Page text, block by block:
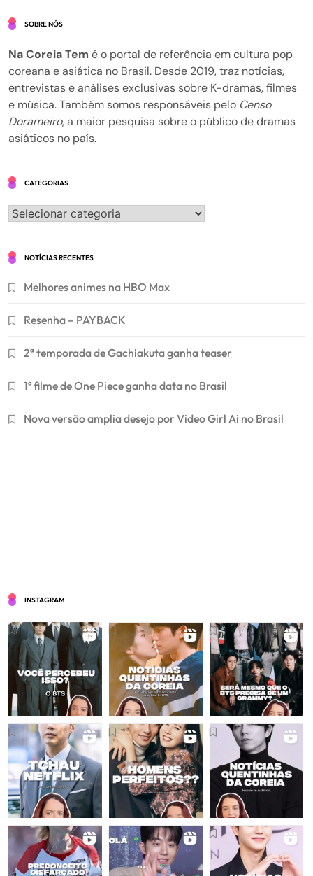
SOBRE NÓS
Na Coreia Tem é o portal de referência em cultura pop
coreana e asiática no Brasil. Desde 2019, traz notícias,
entrevistas e análises exclusivas sobre K-dramas, filmes
e música. Também somos responsáveis pelo Censo
Dorameiro, a maior pesquisa sobre o público de dramas
asiáticos no país.
CATEGORIAS
Categorias
NOTÍCIAS RECENTES
Melhores animes na HBO Max
Resenha – PAYBACK
2ª temporada de Gachiakuta ganha teaser
1º filme de One Piece ganha data no Brasil
Nova versão amplia desejo por Video Girl Ai no Brasil
INSTAGRAM